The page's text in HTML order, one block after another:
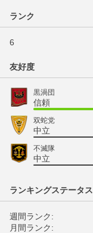
ランク
6
友好度
黒渦団
信頼
双蛇党
中立
不滅隊
中立
ランキングステータス
週間ランク:
月間ランク: